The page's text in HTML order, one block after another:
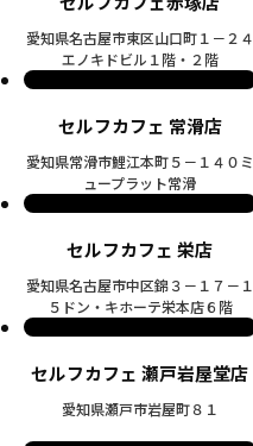
愛知県名古屋市東区山口町１－２４
エノキドビル１階・２階
セルフカフェ 常滑店
愛知県常滑市鯉江本町５－１４０ミ
ュープラット常滑
セルフカフェ 栄店
愛知県名古屋市中区錦３－１７－１
５ドン・キホーテ栄本店６階
セルフカフェ 瀬戸岩屋堂店
愛知県瀬戸市岩屋町８１